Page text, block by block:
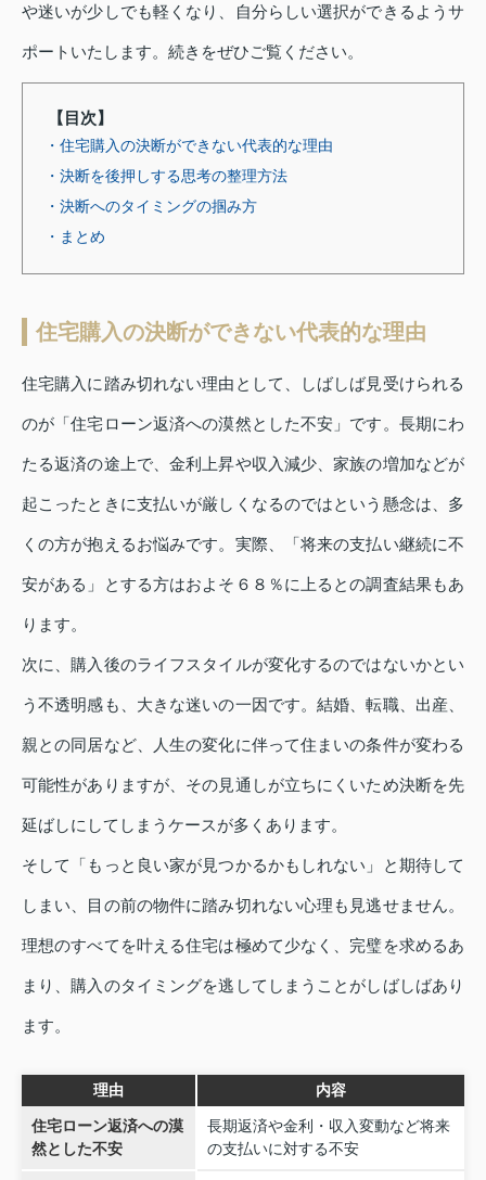
や迷いが少しでも軽くなり、自分らしい選択ができるようサ
ポートいたします。続きをぜひご覧ください。
【目次】
・住宅購入の決断ができない代表的な理由
・決断を後押しする思考の整理方法
・決断へのタイミングの掴み方
・まとめ
住宅購入の決断ができない代表的な理由
住宅購入に踏み切れない理由として、しばしば見受けられる
のが「住宅ローン返済への漠然とした不安」です。長期にわ
たる返済の途上で、金利上昇や収入減少、家族の増加などが
起こったときに支払いが厳しくなるのではという懸念は、多
くの方が抱えるお悩みです。実際、「将来の支払い継続に不
安がある」とする方はおよそ６８％に上るとの調査結果もあ
ります。
次に、購入後のライフスタイルが変化するのではないかとい
う不透明感も、大きな迷いの一因です。結婚、転職、出産、
親との同居など、人生の変化に伴って住まいの条件が変わる
可能性がありますが、その見通しが立ちにくいため決断を先
延ばしにしてしまうケースが多くあります。
そして「もっと良い家が見つかるかもしれない」と期待して
しまい、目の前の物件に踏み切れない心理も見逃せません。
理想のすべてを叶える住宅は極めて少なく、完璧を求めるあ
まり、購入のタイミングを逃してしまうことがしばしばあり
ます。
理由 内容
住宅ローン返済への漠
然とした不安
長期返済や金利・収入変動など将来
の支払いに対する不安